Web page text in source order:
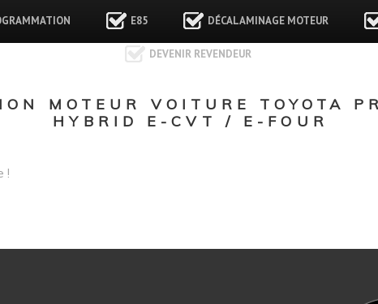
E85 DÉCALAMINAGE MOTEUR
DEVENIR REVENDEUR
MOTEUR VOITURE TOYOTA
HYBRID E-CVT / E-FOUR
!